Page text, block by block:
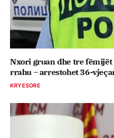
Nxori gruan dhe tre fëmijët
rrahu – arrestohet 36-
KRYESORE